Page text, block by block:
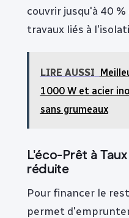
couvrir jusqu'à 40
travaux liés à
LIRE AUSSI
1000 W et acier
sans grumeaux
L'éco-Prêt à
réduite
Pour financer le
permet